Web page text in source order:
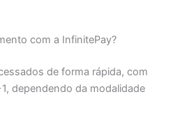
com a InfinitePay?
de forma rápida, com
dependendo da modalidade